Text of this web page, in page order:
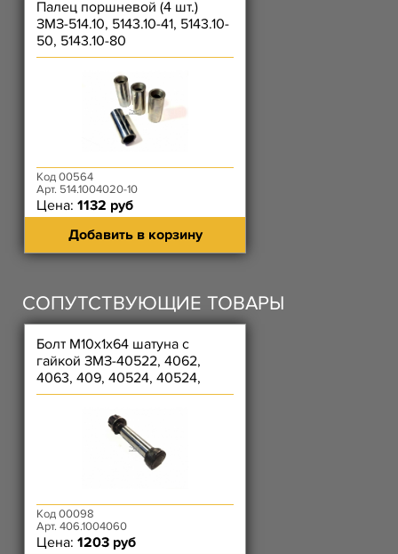
Палец поршневой (4 шт.)
ЗМЗ-514.10, 5143.10-41, 5143.10-
50, 5143.10-80
Код 00564
Арт. 514.1004020-10
Цена: 1132 руб
Добавить в корзину
СОПУТСТВУЮЩИЕ ТОВАРЫ
Болт М10х1х64 шатуна с
гайкой ЗМЗ-40522, 4062,
4063, 409, 40524, 40524,
40904
Код 00098
Арт. 406.1004060
Цена: 1203 руб